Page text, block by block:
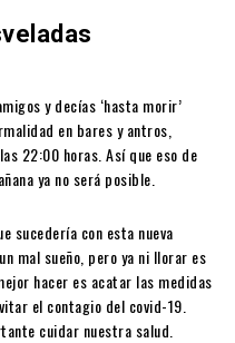
y decías ‘hasta morir’
en bares y antros,
22:00 horas. Así que eso de
ya no será posible.
sucedería con esta nueva
mal sueño, pero ya ni llorar es
hacer es acatar las medidas
el contagio del covid-19.
cuidar nuestra salud.